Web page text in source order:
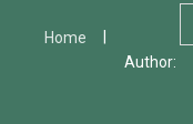
Home
Author: